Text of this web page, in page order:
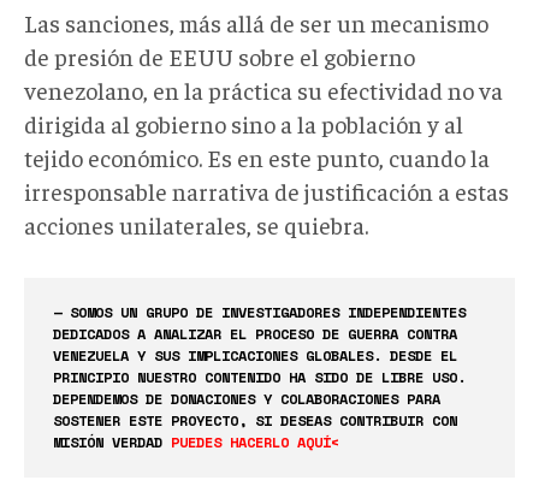
Las sanciones, más allá de ser un mecanismo
de presión de EEUU sobre el gobierno
venezolano, en la práctica su efectividad no va
dirigida al gobierno sino a la población y al
tejido económico. Es en este punto, cuando la
irresponsable narrativa de justificación a estas
acciones unilaterales, se quiebra.
— SOMOS UN GRUPO DE INVESTIGADORES INDEPENDIENTES
DEDICADOS A ANALIZAR EL PROCESO DE GUERRA CONTRA
VENEZUELA Y SUS IMPLICACIONES GLOBALES. DESDE EL
PRINCIPIO NUESTRO CONTENIDO HA SIDO DE LIBRE USO.
DEPENDEMOS DE DONACIONES Y COLABORACIONES PARA
SOSTENER ESTE PROYECTO, SI DESEAS CONTRIBUIR CON
MISIÓN VERDAD PUEDES HACERLO AQUÍ<